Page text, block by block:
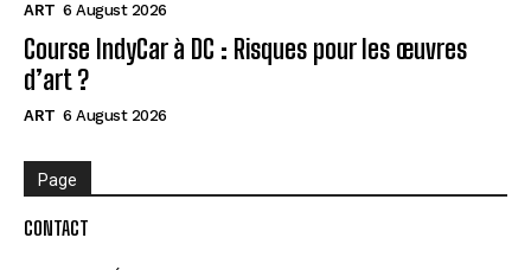
ART 6 August 2026
Course IndyCar à DC : Risques pour les œuvres
d’art ?
ART 6 August 2026
Page
CONTACT